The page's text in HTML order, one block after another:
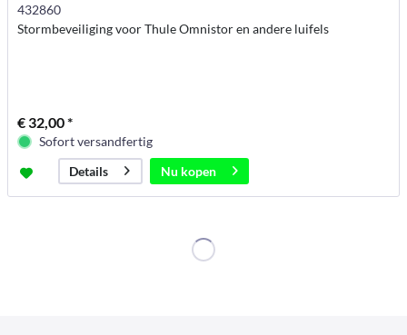
432860
Stormbeveiliging voor Thule Omnistor en andere luifels
€ 32,00 *
Sofort versandfertig
Details
Nu kopen